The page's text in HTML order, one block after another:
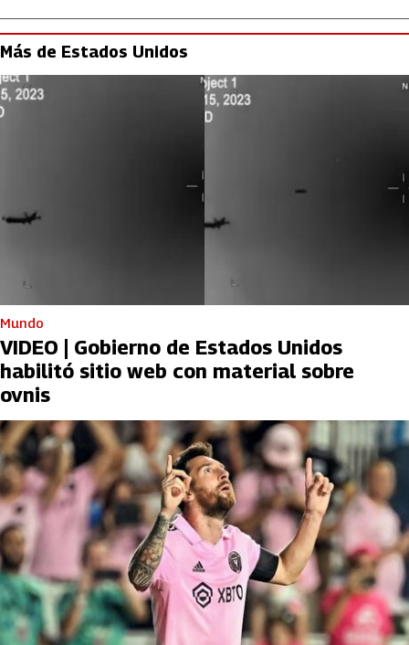
Más de Estados Unidos
Mundo
VIDEO | Gobierno de Estados Unidos
habilitó sitio web con material sobre
ovnis